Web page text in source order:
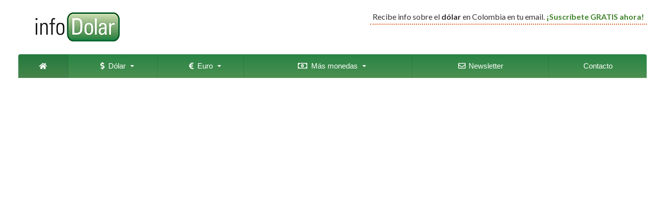
Recibe info sobre el dólaren Colombia en tu email. ¡Suscríbete GRATIS ahora!
Dólar Euro Más monedas Newsletter Contacto